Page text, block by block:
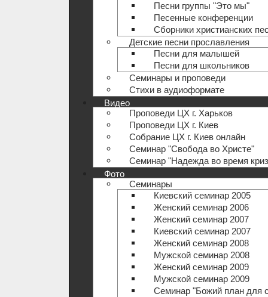
Песни группы "Это мы"
Песенные конференции
Сборники христианских
Детские песни прославления
Песни для малышей
Песни для школьников
Семинары и проповеди
Стихи в аудиоформате
Видео
Проповеди ЦХ г. Харьков
Проповеди ЦХ г. Киев
Собрание ЦХ г. Киев онлайн
Семинар "Свобода во Христе"
Семинар "Надежда во время
Фото
Семинары
Киевский семинар 2005
Женский семинар 2006
Женский семинар 2007
Киевский семинар 2007
Женский семинар 2008
Мужской семинар 2008
Женский семинар 2009
Мужской семинар 2009
Семинар "Божий план для